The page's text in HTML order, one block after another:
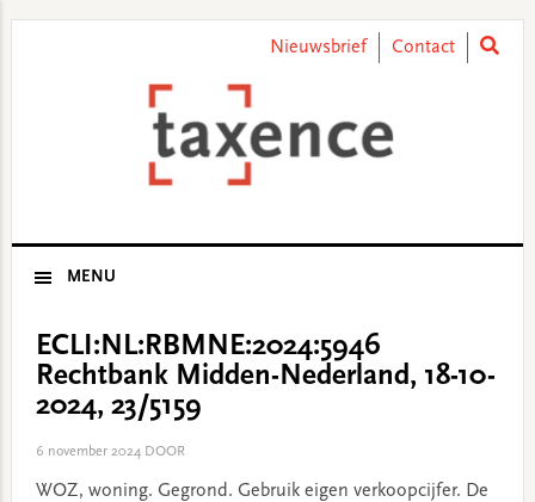
Nieuwsbrief Contact
MENU
ECLI:NL:RBMNE:2024:5946
Rechtbank Midden-Nederland, 18-10-
2024, 23/5159
6 november 2024DOOR
WOZ, woning. Gegrond. Gebruik eigen verkoopcijfer. De